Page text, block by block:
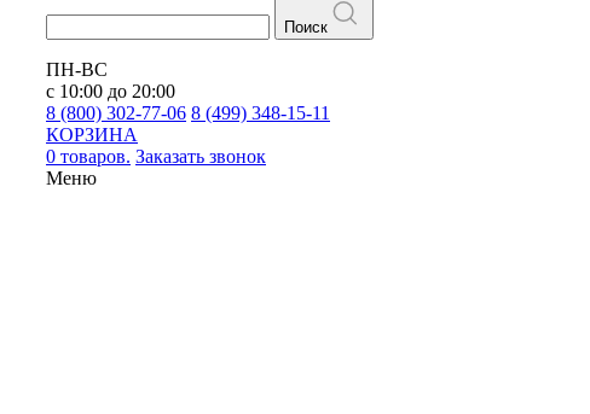
Поиск
ПН-ВС
с 10:00 до 20:00
8 (800) 302-77-06 8 (499) 348-15-11
КОРЗИНА
0 товаров. Заказать звонок
Меню